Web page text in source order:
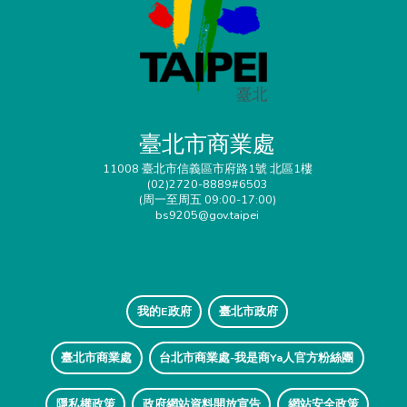
臺北市商業處
11008 臺北市信義區市府路1號 北區1樓
(02)2720-8889#6503
(周一至周五 09:00-17:00)
bs9205@gov.taipei
我的E政府 臺北市政府
臺北市商業處 台北市商業處-我是商Ya人官方粉絲團